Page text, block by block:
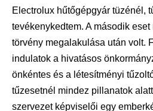
Electrolux hűtőgépgyár tüzénél,
tevékenykedtem. A második
törvény megalakulása után volt.
indulatok a hivatásos
önkéntes és a létesítményi
tűzesetnél mindez pillanatok
szervezet képviselői egy